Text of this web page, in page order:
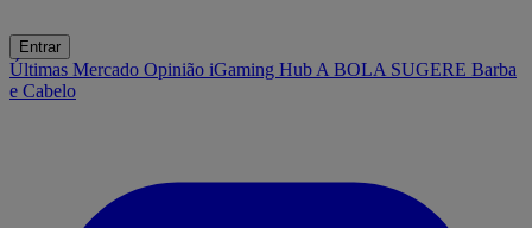
Entrar
Últimas Mercado Opinião iGaming Hub A BOLA SUGERE Barba
e Cabelo